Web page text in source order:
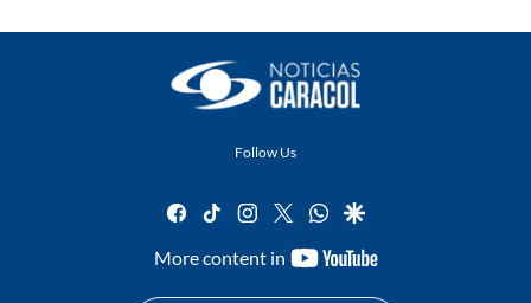
Follow Us
facebook
tiktok instagram
twitterwhatsapp
google
More content in
youtube-